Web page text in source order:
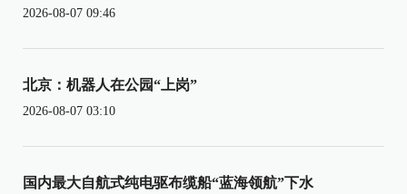
2026-08-07 09:46
北京：机器人在公园“上岗”
2026-08-07 03:10
国内最大自航式纯电驱布缆船“蓝海领航”下水